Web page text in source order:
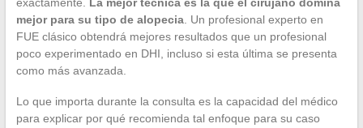
mejor para su tipo de alopecia. Un profesional experto en
FUE clásico obtendrá mejores resultados que un profesional
poco experimentado en DHI, incluso si esta última se presenta
como más avanzada.
Lo que importa durante la consulta es la capacidad del médico
para explicar por qué recomienda tal enfoque para su caso